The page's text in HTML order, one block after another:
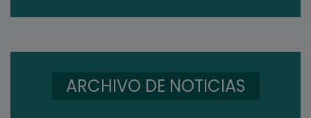
ARCHIVO DE NOTICIAS